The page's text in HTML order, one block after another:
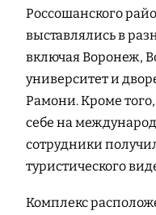
Россошанского
выставлялись в
включая Воронеж,
университет и
Рамони. Кроме
себе на
сотрудники
туристического
Комплекс